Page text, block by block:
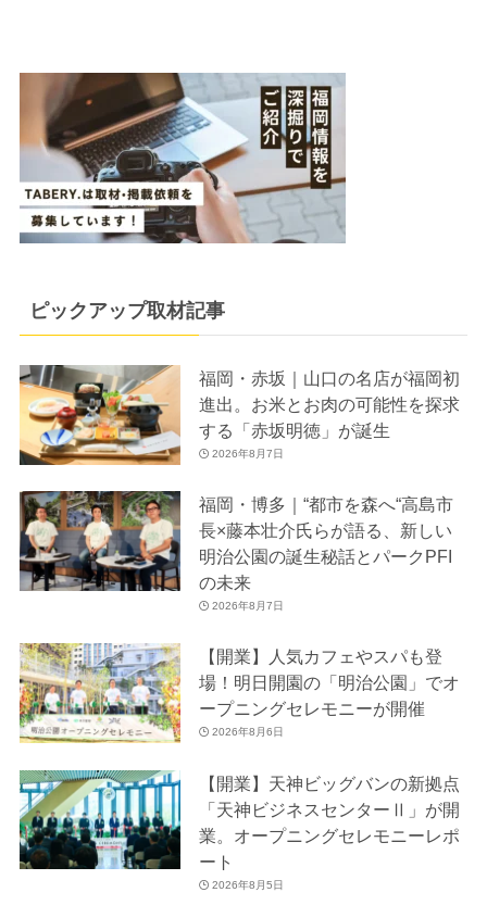
ピックアップ取材記事
福岡・赤坂｜山口の名店が福岡初
進出。お米とお肉の可能性を探求
する「赤坂明徳」が誕生
2026年8月7日
福岡・博多｜“都市を森へ“高島市
長×藤本壮介氏らが語る、新しい
明治公園の誕生秘話とパークPFI
の未来
2026年8月7日
【開業】人気カフェやスパも登
場！明日開園の「明治公園」でオ
ープニングセレモニーが開催
2026年8月6日
【開業】天神ビッグバンの新拠点
「天神ビジネスセンターⅡ」が開
業。オープニングセレモニーレポ
ート
2026年8月5日